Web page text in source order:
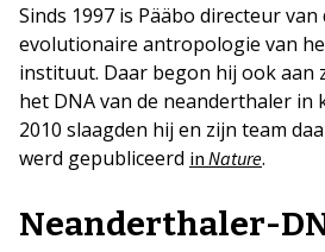
Sinds 1997 is Pääbo directeur
evolutionaire antropologie van
instituut. Daar begon hij ook aan
het DNA van de neanderthaler in
2010 slaagden hij en zijn team
werd gepubliceerd in Nature.
Neanderthaler-